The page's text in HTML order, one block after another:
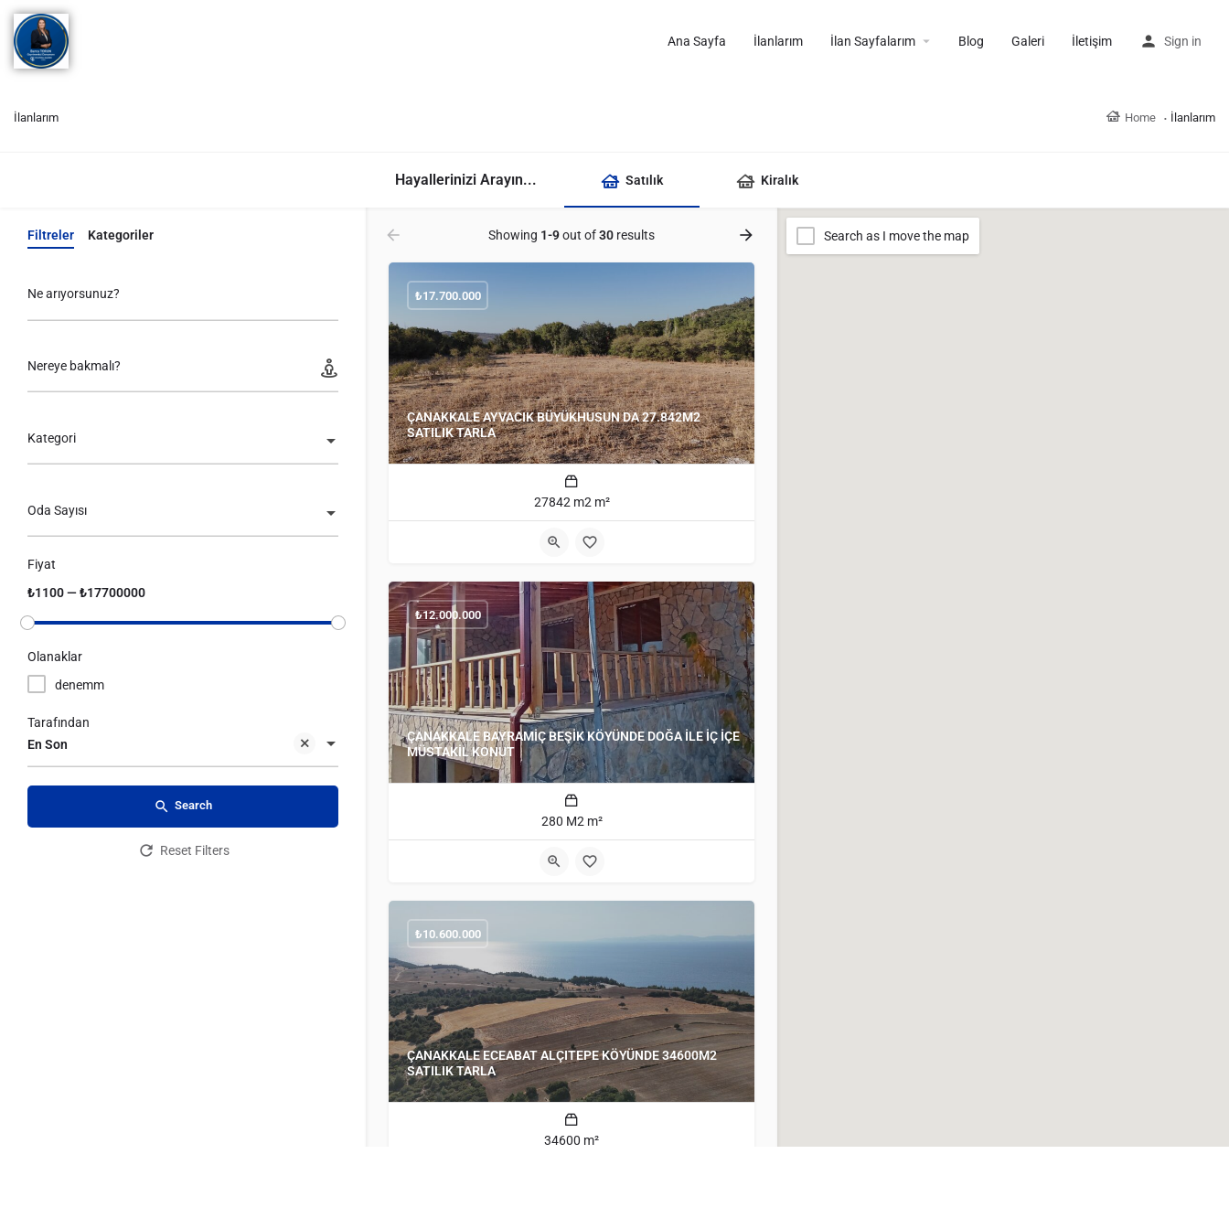
Ana Sayfa İlanlarım İlan Sayfalarım Blog Galeri İletişim Sign in
İlanlarım Home İlanlarım
Hayallerinizi Arayın... Satılık Kiralık
Filtreler Kategoriler
Ne arıyorsunuz?
Nereye bakmalı?
Kategori
Oda Sayısı
Fiyat
₺1100 — ₺17700000
Olanaklar
denemm
En Son
Tarafından
Search
Reset Filters
Showing 1-9out of30 results
ÇANAKKALE AYVACIK BÜYÜKHUSUN DA 27.842M2
SATILIK TARLA
₺17.700.000
27842 m2 m²
ÇANAKKALE BAYRAMİÇ BEŞİK KÖYÜNDE DOĞA İLE İÇ İÇE
MÜSTAKİL KONUT
₺12.000.000
280 M2 m²
ÇANAKKALE ECEABAT ALÇITEPE KÖYÜNDE 34600M2
SATILIK TARLA
₺10.600.000
34600 m²
Search as I move the map